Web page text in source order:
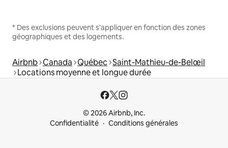
* Des exclusions peuvent s'appliquer en fonction des zones
géographiques et des logements.
Airbnb Canada Québec Saint-Mathieu-de-Belœil
Locations moyenne et longue durée
© 2026 Airbnb, Inc.
Confidentialité
Conditions générales